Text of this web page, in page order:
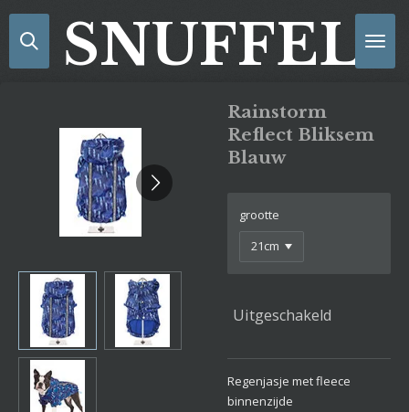
Ga
direct
SNUFFELS
Rainstorm
Reflect Bliksem
Blauw
grootte
Uitgeschakeld
Regenjasje met fleece
binnenzijde